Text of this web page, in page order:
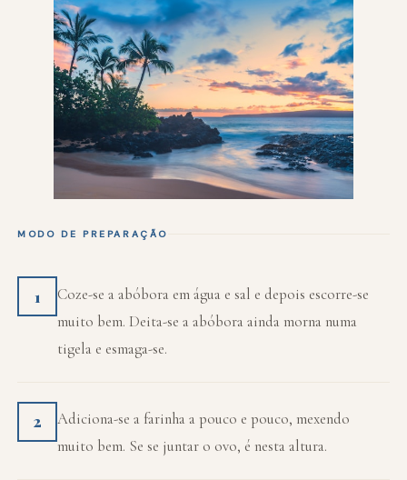
MODO DE PREPARAÇÃO
1
Coze-se a abóbora em água e sal e depois escorre-se
muito bem. Deita-se a abóbora ainda morna numa
tigela e esmaga-se.
2
Adiciona-se a farinha a pouco e pouco, mexendo
muito bem. Se se juntar o ovo, é nesta altura.